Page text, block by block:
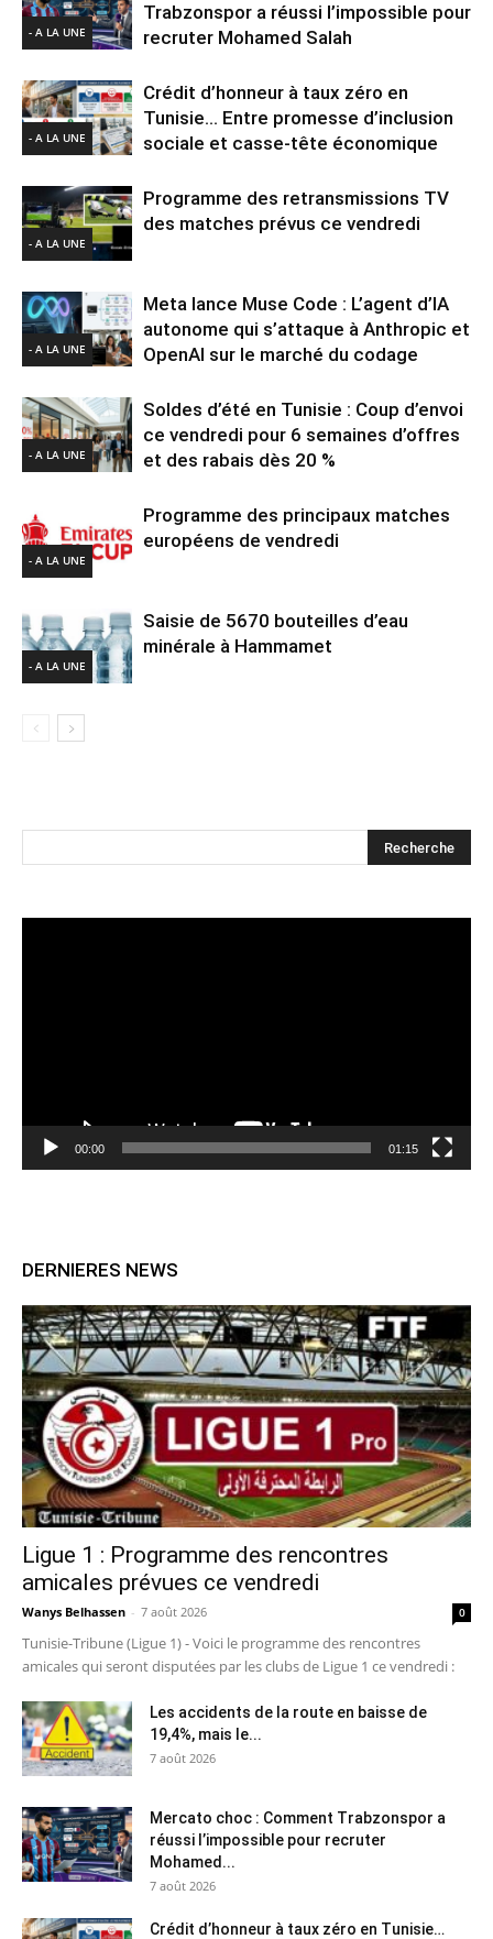
- A LA UNE
Trabzonspor a réussi l’impossible pour
recruter Mohamed Salah
- A LA UNE
Crédit d’honneur à taux zéro en
Tunisie… Entre promesse d’inclusion
sociale et casse-tête économique
- A LA UNE
Programme des retransmissions TV
des matches prévus ce vendredi
- A LA UNE
Meta lance Muse Code : L’agent d’IA
autonome qui s’attaque à Anthropic et
OpenAI sur le marché du codage
- A LA UNE
Soldes d’été en Tunisie : Coup d’envoi
ce vendredi pour 6 semaines d’offres
et des rabais dès 20 %
- A LA UNE
Programme des principaux matches
européens de vendredi
- A LA UNE
Saisie de 5670 bouteilles d’eau
minérale à Hammamet
00:00 01:15
DERNIERES NEWS
Ligue 1 : Programme des rencontres
amicales prévues ce vendredi
Wanys Belhassen - 7 août 2026 0
Tunisie-Tribune (Ligue 1) - Voici le programme des rencontres
amicales qui seront disputées par les clubs de Ligue 1 ce vendredi :
Les accidents de la route en baisse de
19,4%, mais le...
7 août 2026
Mercato choc : Comment Trabzonspor a
réussi l’impossible pour recruter
Mohamed...
7 août 2026
Crédit d’honneur à taux zéro en Tunisie…